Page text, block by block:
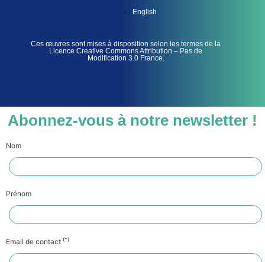
English
Ces œuvres sont mises à disposition selon les termes de la
Licence Creative Commons Attribution – Pas de
Modification 3.0 France.
Abonnez-vous à notre newsletter !
Nom
Prénom
Email de contact (*)